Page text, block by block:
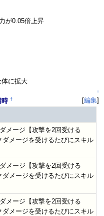
が0.05倍上昇
に拡大
↑
時 † [編集]
メージ【攻撃を2回受ける
メージを受けるたびにスキル
メージ【攻撃を2回受ける
メージを受けるたびにスキル
メージ【攻撃を2回受ける
メージを受けるたびにスキル